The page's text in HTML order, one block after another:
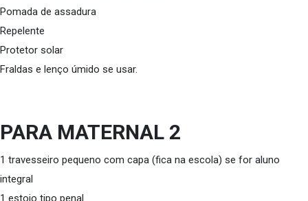
Pomada de assadura
Repelente
Protetor solar
Fraldas e lenço úmido se usar.
PARA MATERNAL 2
1 travesseiro pequeno com capa (fica na escola) se for aluno
integral
1 estojo tipo penal.